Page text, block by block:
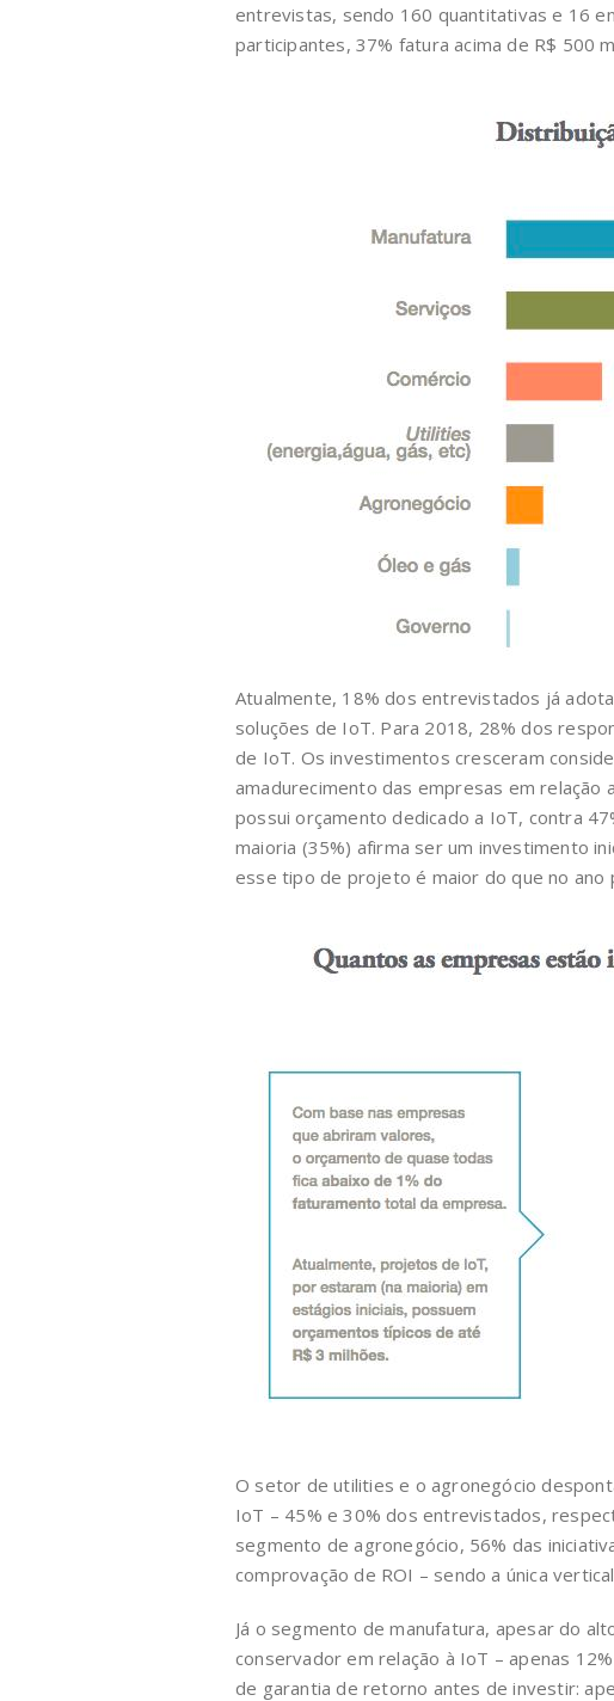
entrevistas, sendo 160 quantitativas e 16
participantes, 37% fatura acima de R$ 500
Atualmente, 18% dos entrevistados já
soluções de IoT. Para 2018, 28% dos
de IoT. Os investimentos cresceram
amadurecimento das empresas em
possui orçamento dedicado a IoT, contra
maioria (35%) afirma ser um investimento
esse tipo de projeto é maior do que no ano
O setor de utilities e o agronegócio
IoT – 45% e 30% dos entrevistados,
segmento de agronegócio, 56% das
comprovação de ROI – sendo a única
Já o segmento de manufatura, apesar do
conservador em relação à IoT – apenas
de garantia de retorno antes de investir: